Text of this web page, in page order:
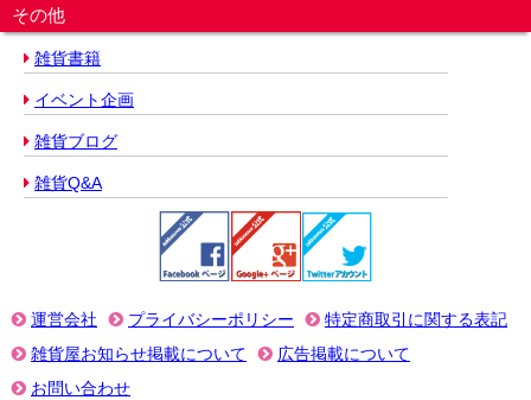
その他
雑貨書籍
イベント企画
雑貨ブログ
雑貨Q&A
運営会社 プライバシーポリシー
特定商取引に関する表記
雑貨屋お知らせ掲載について
広告掲載について
お問い合わせ